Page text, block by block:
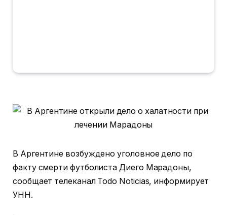
В Аргентине возбуждено уголовное дело по
факту смерти футболиста Диего Марадоны,
сообщает телеканал Todo Noticias, информирует
УНН.